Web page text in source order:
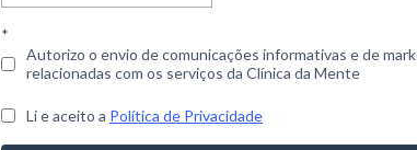
*
Autorizo o envio de comunicações informativas e de
relacionadas com os serviços da Clínica da Mente
Li e aceito a Política de Privacidade